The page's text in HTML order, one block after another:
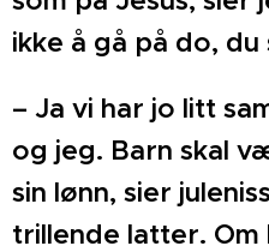
ikke å gå på do, du
– Ja vi har jo litt
og jeg. Barn skal
sin lønn, sier
trillende latter. Om